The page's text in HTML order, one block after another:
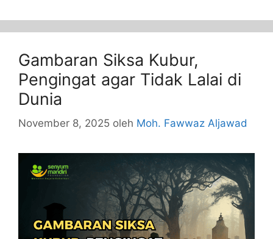
Gambaran Siksa Kubur,
Pengingat agar Tidak Lalai di
Dunia
November 8, 2025 oleh Moh. Fawwaz Aljawad